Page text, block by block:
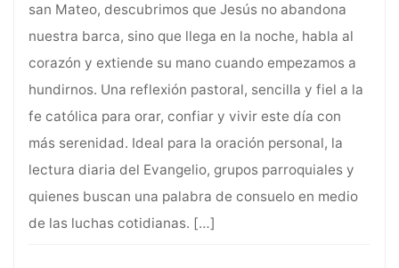
san Mateo, descubrimos que Jesús no abandona
nuestra barca, sino que llega en la noche, habla al
corazón y extiende su mano cuando empezamos a
hundirnos. Una reflexión pastoral, sencilla y fiel a la
fe católica para orar, confiar y vivir este día con
más serenidad. Ideal para la oración personal, la
lectura diaria del Evangelio, grupos parroquiales y
quienes buscan una palabra de consuelo en medio
de las luchas cotidianas. […]